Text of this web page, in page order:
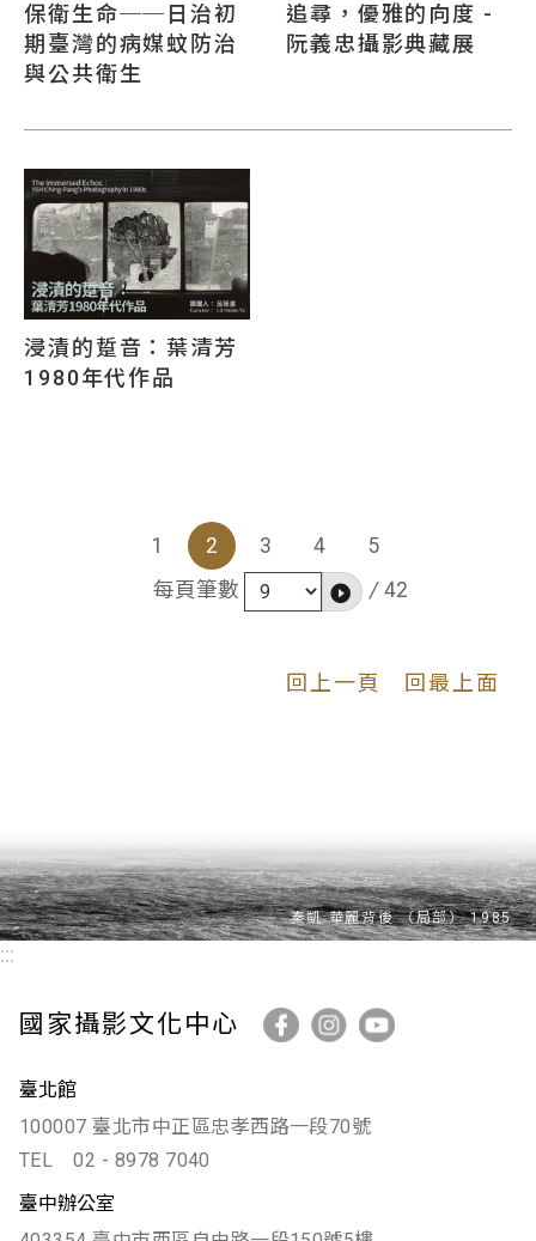
保衛生命──日治初
期臺灣的病媒蚊防治
與公共衛生
追尋，優雅的向度 -
阮義忠攝影典藏展
浸漬的踅音：葉清芳
1980年代作品
1 2 3 4
5
每頁筆數
/ 42
回上一頁 回最上面
:::
國家攝影文化中心
臺北館
100007 臺北市中正區忠孝西路一段70號
TEL
02 - 8978 7040
臺中辦公室